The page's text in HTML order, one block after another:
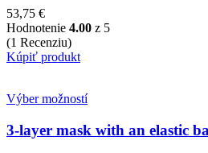
53,75 €
Hodnotenie 4.00 z 5
(1 Recenziu)
Kúpiť produkt
Výber možností
3-layer mask with an elastic